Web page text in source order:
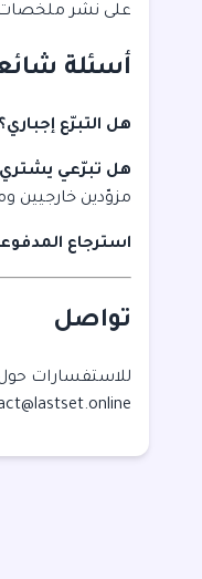
على نشر ملخصات
أسئلة
هل التبرّع إجباري؟
هل تبرّعي
مزوّدين خارجيين
استرجاع
تواصل
للاستفسارات حول